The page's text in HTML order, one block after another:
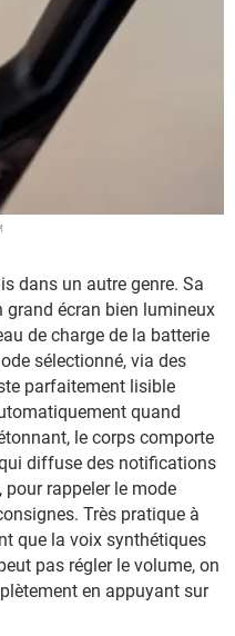
dans un autre genre. Sa
grand écran bien lumineux
de charge de la batterie
sélectionné, via des
parfaitement lisible
quand
le corps comporte
diffuse des notifications
rappeler le mode
Très pratique à
que la voix synthétiques
pas régler le volume, on
en appuyant sur